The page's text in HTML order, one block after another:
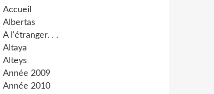
Accueil
Albertas
A l'étranger. . .
Altaya
Alteys
Année 2009
Année 2010